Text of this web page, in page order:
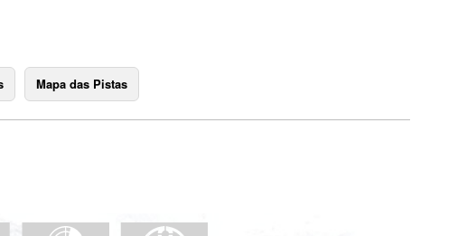
Mapa das Pistas